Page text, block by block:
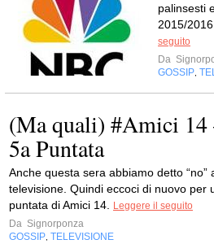
palinsesti
2015/
seguito
Da
GOSSIP
(Ma quali) #Amici
5a Puntata
Anche questa sera abbiamo detto “no”
televisione. Quindi eccoci di nuovo per
puntata di Amici 14.
Leggere il seguito
Da Signorponza
GOSSIP TELEVISIONE